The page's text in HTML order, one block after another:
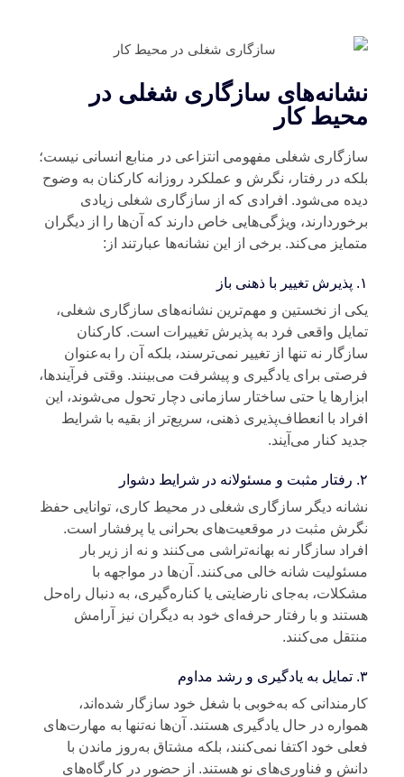
سازگاری شغلی در
کار
شغلی مفهومی انتزاعی در منابع انسانی نیست؛
در رفتار، نگرش و عملکرد روزانه کارکنان به‌ وضوح
می‌شود. افرادی که از سازگاری شغلی زیادی
ویژگی‌هایی خاص دارند که آن‌ها را از دیگران
می‌کند. برخی از این نشانه‌ها عبارتند از:
از نخستین و مهم‌ترین نشانه‌های سازگاری شغلی،
واقعی فرد به پذیرش تغییرات است. کارکنان
نه‌ تنها از تغییر نمی‌ترسند، بلکه آن را به‌عنوان
برای یادگیری و پیشرفت می‌بینند. وقتی فرآیندها،
یا حتی ساختار سازمانی دچار تحول می‌شوند، این
با انعطاف‌پذیری ذهنی، سریع‌تر از بقیه با شرایط
کنار می‌آیند.
دیگر سازگاری شغلی در محیط کاری، توانایی حفظ
مثبت در موقعیت‌های بحرانی یا پرفشار است.
سازگار نه بهانه‌تراشی می‌کنند و نه از زیر بار
شانه خالی می‌کنند. آن‌ها در مواجهه با
به‌جای نارضایتی یا کناره‌گیری، به ‌دنبال راه‌حل
و با رفتار حرفه‌ای خود به دیگران نیز آرامش
می‌کنند.
که به‌خوبی با شغل خود سازگار شده‌اند،
در حال یادگیری‌ هستند. آن‌ها نه‌تنها به مهارت‌های
خود اکتفا نمی‌کنند، بلکه مشتاق به‌روز ماندن با
و فناوری‌های نو هستند. از حضور در کارگاه‌های